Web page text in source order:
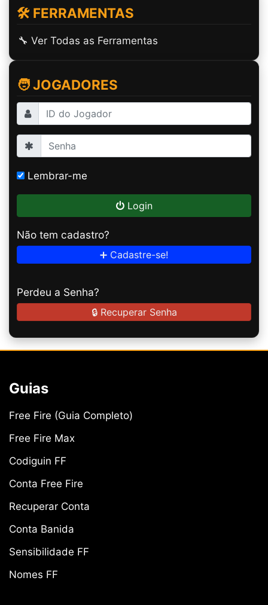
🛠️ FERRAMENTAS
🔧 Ver Todas as Ferramentas
🧑 JOGADORES
Lembrar-me
Login
Não tem cadastro?
➕ Cadastre-se!
Perdeu a Senha?
🔒 Recuperar Senha
Guias
Free Fire (Guia Completo)
Free Fire Max
Codiguin FF
Conta Free Fire
Recuperar Conta
Conta Banida
Sensibilidade FF
Nomes FF